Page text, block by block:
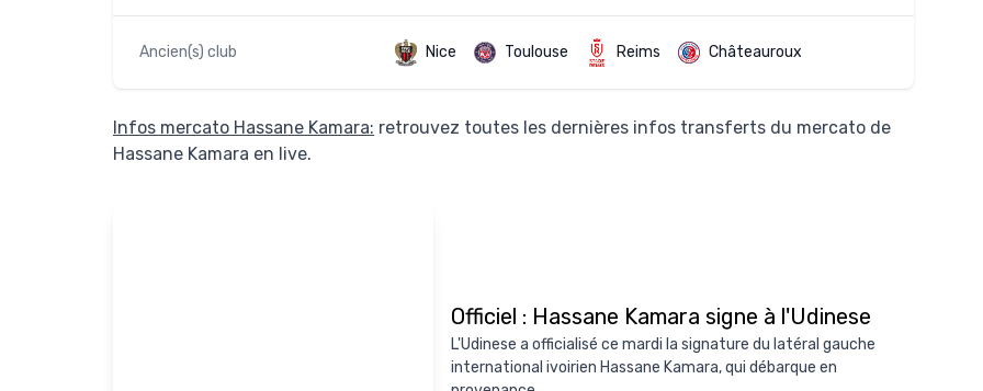
Ancien(s) club Nice Toulouse Reims Châteauroux
Infos mercato Hassane Kamara: retrouvez toutes les dernières infos transferts du mercato de
Hassane Kamara en live.
Officiel : Hassane Kamara signe à l'Udinese
L'Udinese a officialisé ce mardi la signature du latéral gauche
international ivoirien Hassane Kamara, qui débarque en